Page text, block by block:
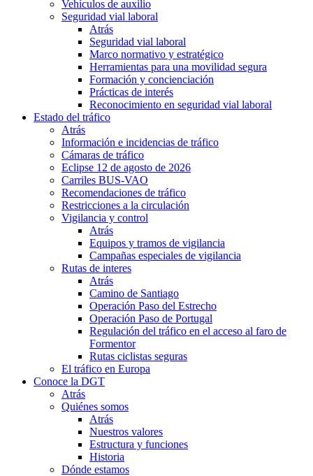
Vehículos de auxilio
Seguridad vial laboral
Atrás
Seguridad vial laboral
Marco normativo y estratégico
Herramientas para una movilidad segura
Formación y concienciación
Prácticas de interés
Reconocimiento en seguridad vial laboral
Estado del tráfico
Atrás
Información e incidencias de tráfico
Cámaras de tráfico
Eclipse 12 de agosto de 2026
Carriles BUS-VAO
Recomendaciones de tráfico
Restricciones a la circulación
Vigilancia y control
Atrás
Equipos y tramos de vigilancia
Campañas especiales de vigilancia
Rutas de interes
Atrás
Camino de Santiago
Operación Paso del Estrecho
Operación Paso de Portugal
Regulación del tráfico en el acceso al faro de
Formentor
Rutas ciclistas seguras
El tráfico en Europa
Conoce la DGT
Atrás
Quiénes somos
Atrás
Nuestros valores
Estructura y funciones
Historia
Dónde estamos